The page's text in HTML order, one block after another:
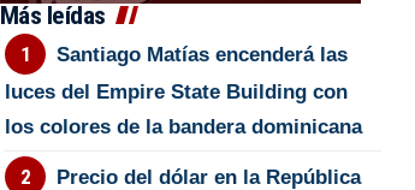
Más leídas
Santiago Matías encenderá las
luces del Empire State Building con
los colores de la bandera dominicana
Precio del dólar en la República